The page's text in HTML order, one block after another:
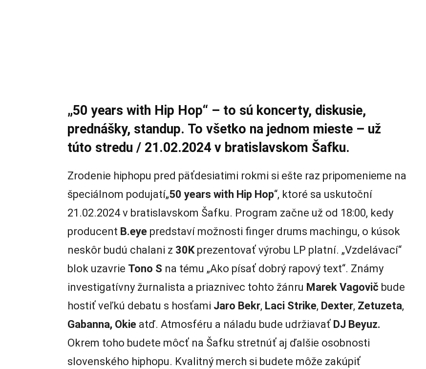
„50 years with Hip Hop“ – to sú koncerty, diskusie,
prednášky, standup. To všetko na jednom mieste – už
túto stredu / 21.02.2024 v bratislavskom Šafku.
Zrodenie hiphopu pred päťdesiatimi rokmi si ešte raz pripomenieme na
špeciálnom podujatí„50 years with Hip Hop“, ktoré sa uskutoční
21.02.2024 v bratislavskom Šafku. Program začne už od 18:00, kedy
producent B.eye predstaví možnosti finger drums machingu, o kúsok
neskôr budú chalani z 30K prezentovať výrobu LP platní. „Vzdelávací“
blok uzavrie Tono S na tému „Ako písať dobrý rapový text“. Známy
investigatívny žurnalista a priaznivec tohto žánru Marek Vagovič bude
hostiť veľkú debatu s hosťami Jaro Bekr, Laci Strike, Dexter, Zetuzeta,
Gabanna, Okie atď. Atmosféru a náladu bude udržiavať DJ Beyuz.
Okrem toho budete môcť na Šafku stretnúť aj ďalšie osobnosti
slovenského hiphopu. Kvalitný merch si budete môže zakúpiť